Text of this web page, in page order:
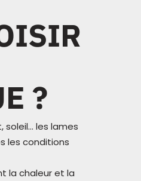
?
soleil… les lames
les conditions
la chaleur et la